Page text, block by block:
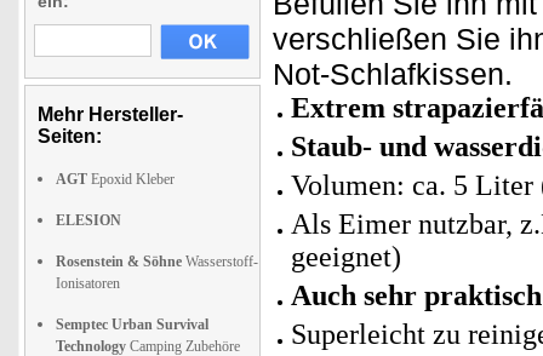
Mehr Hersteller-
Seiten:
AGT Epoxid Kleber
ELESION
Rosenstein & Söhne Wasserstoff-
Ionisatoren
Semptec Urban Survival
Technology Camping Zubehöre
verschließen Sie
Not-Schlafkissen.
Extrem
Staub- und
Volumen: ca. 5 Liter
Als Eimer nutzbar,
geeignet)
Auch sehr
Superleicht zu